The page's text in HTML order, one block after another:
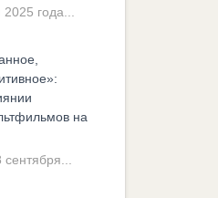
года...
на